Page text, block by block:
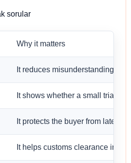
sorular
Why it matters
It reduces misunderstanding
It shows whether a small trial
It protects the buyer from late
It helps customs clearance in